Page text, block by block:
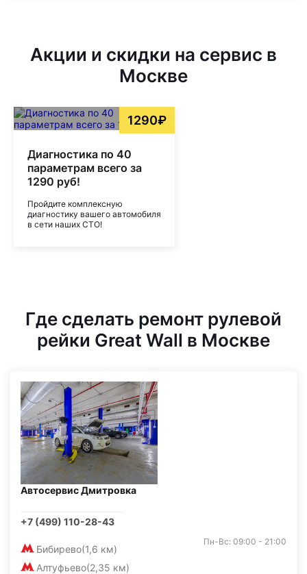
Акции и скидки на сервис в
Москве
1290₽
Диагностика по 40
параметрам всего за
1290 руб!
Пройдите комплексную
диагностику вашего автомобиля
в сети наших СТО!
Где сделать ремонт рулевой
рейки Great Wall в Москве
Автосервис Дмитровка
+7 (499) 110-28-43
Бибирево(1,6 км)
Алтуфьево(2,35 км)
Пн-Вс: 09:00 - 21:00